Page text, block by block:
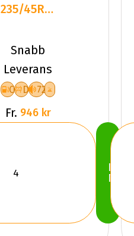
235/45R18
M7 PLUS
Snabb
Leverans
C D 72
Fr. 946 kr
Köp
Nu